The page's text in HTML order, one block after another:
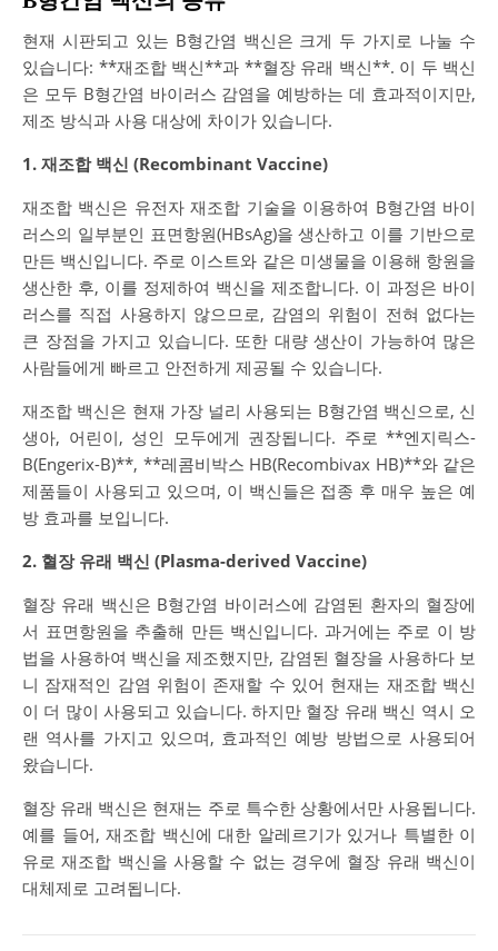
현재 시판되고 있는 B형간염 백신은 크게 두 가지로 나눌 수
있습니다: **재조합 백신**과 **혈장 유래 백신**. 이 두 백신
은 모두 B형간염 바이러스 감염을 예방하는 데 효과적이지만,
제조 방식과 사용 대상에 차이가 있습니다.
1. 재조합 백신 (Recombinant Vaccine)
재조합 백신은 유전자 재조합 기술을 이용하여 B형간염 바이
러스의 일부분인 표면항원(HBsAg)을 생산하고 이를 기반으로
만든 백신입니다. 주로 이스트와 같은 미생물을 이용해 항원을
생산한 후, 이를 정제하여 백신을 제조합니다. 이 과정은 바이
러스를 직접 사용하지 않으므로, 감염의 위험이 전혀 없다는
큰 장점을 가지고 있습니다. 또한 대량 생산이 가능하여 많은
사람들에게 빠르고 안전하게 제공될 수 있습니다.
재조합 백신은 현재 가장 널리 사용되는 B형간염 백신으로, 신
생아, 어린이, 성인 모두에게 권장됩니다. 주로 **엔지릭스-
B(Engerix-B)**, **레콤비박스 HB(Recombivax HB)**와 같은
제품들이 사용되고 있으며, 이 백신들은 접종 후 매우 높은 예
방 효과를 보입니다.
2. 혈장 유래 백신 (Plasma-derived Vaccine)
혈장 유래 백신은 B형간염 바이러스에 감염된 환자의 혈장에
서 표면항원을 추출해 만든 백신입니다. 과거에는 주로 이 방
법을 사용하여 백신을 제조했지만, 감염된 혈장을 사용하다 보
니 잠재적인 감염 위험이 존재할 수 있어 현재는 재조합 백신
이 더 많이 사용되고 있습니다. 하지만 혈장 유래 백신 역시 오
랜 역사를 가지고 있으며, 효과적인 예방 방법으로 사용되어
왔습니다.
혈장 유래 백신은 현재는 주로 특수한 상황에서만 사용됩니다.
예를 들어, 재조합 백신에 대한 알레르기가 있거나 특별한 이
유로 재조합 백신을 사용할 수 없는 경우에 혈장 유래 백신이
대체제로 고려됩니다.